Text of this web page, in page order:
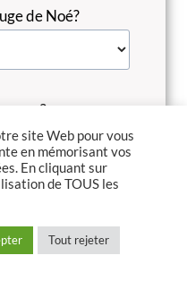
de Noé?
vous?
selon vous?
site Web pour vous
en mémorisant vos
En cliquant sur
de TOUS les
Tout rejeter